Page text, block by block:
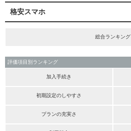
格安スマホ
総合ランキング
評価項目別ランキング
加入手続き
初期設定のしやすさ
プランの充実さ